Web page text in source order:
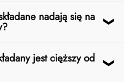
wiele osób wybiera
Po złożeniu zajmują
miejsca niż klasyczne
nadają się na
jazdy i codziennych tras –
Na bardzo długie
wyborem będzie rower
jest cięższy od